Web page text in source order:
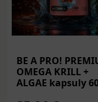
BE A PRO!
OMEGA KRILL +
ALGAE kapsuly